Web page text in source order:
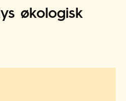
økologisk